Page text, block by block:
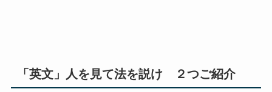
「英文」人を見て法を説け ２つご紹介